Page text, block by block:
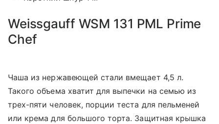
Weissgauff WSM 131 PML Prime
Chef
Чаша из нержавеющей стали вмещает 4,5 л.
Такого объема хватит для выпечки на семью из
трех-пяти человек, порции теста для пельменей
или крема для большого торта. Защитная крышка